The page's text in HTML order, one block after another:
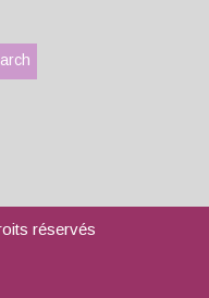
réservés